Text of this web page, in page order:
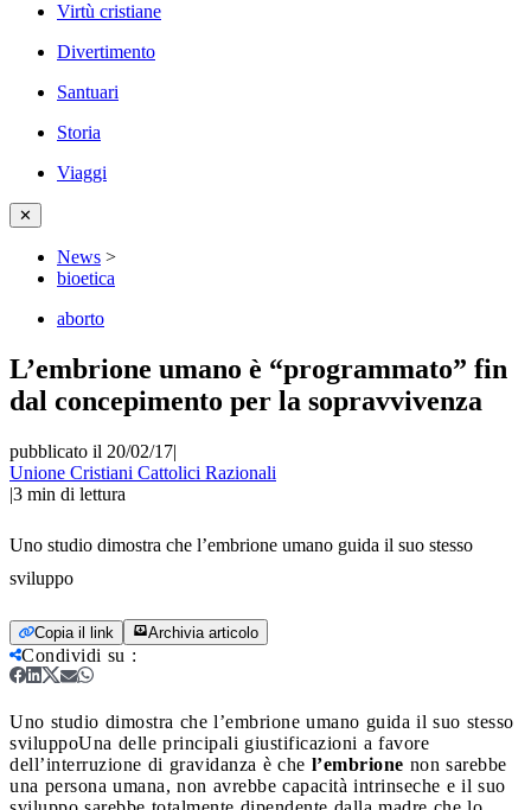
Virtù cristiane
Divertimento
Santuari
Storia
Viaggi
✕
News >
bioetica
aborto
L’embrione umano è “programmato” fin
dal concepimento per la sopravvivenza
pubblicato il 20/02/17|
Unione Cristiani Cattolici Razionali
|3 min di lettura
Uno studio dimostra che l’embrione umano guida il suo stesso
sviluppo
Copia il link Archivia articolo
Condividi su :
Uno studio dimostra che l’embrione umano guida il suo stesso
sviluppoUna delle principali giustificazioni a favore
dell’interruzione di gravidanza è che l’embrione non sarebbe
una persona umana, non avrebbe capacità intrinseche e il suo